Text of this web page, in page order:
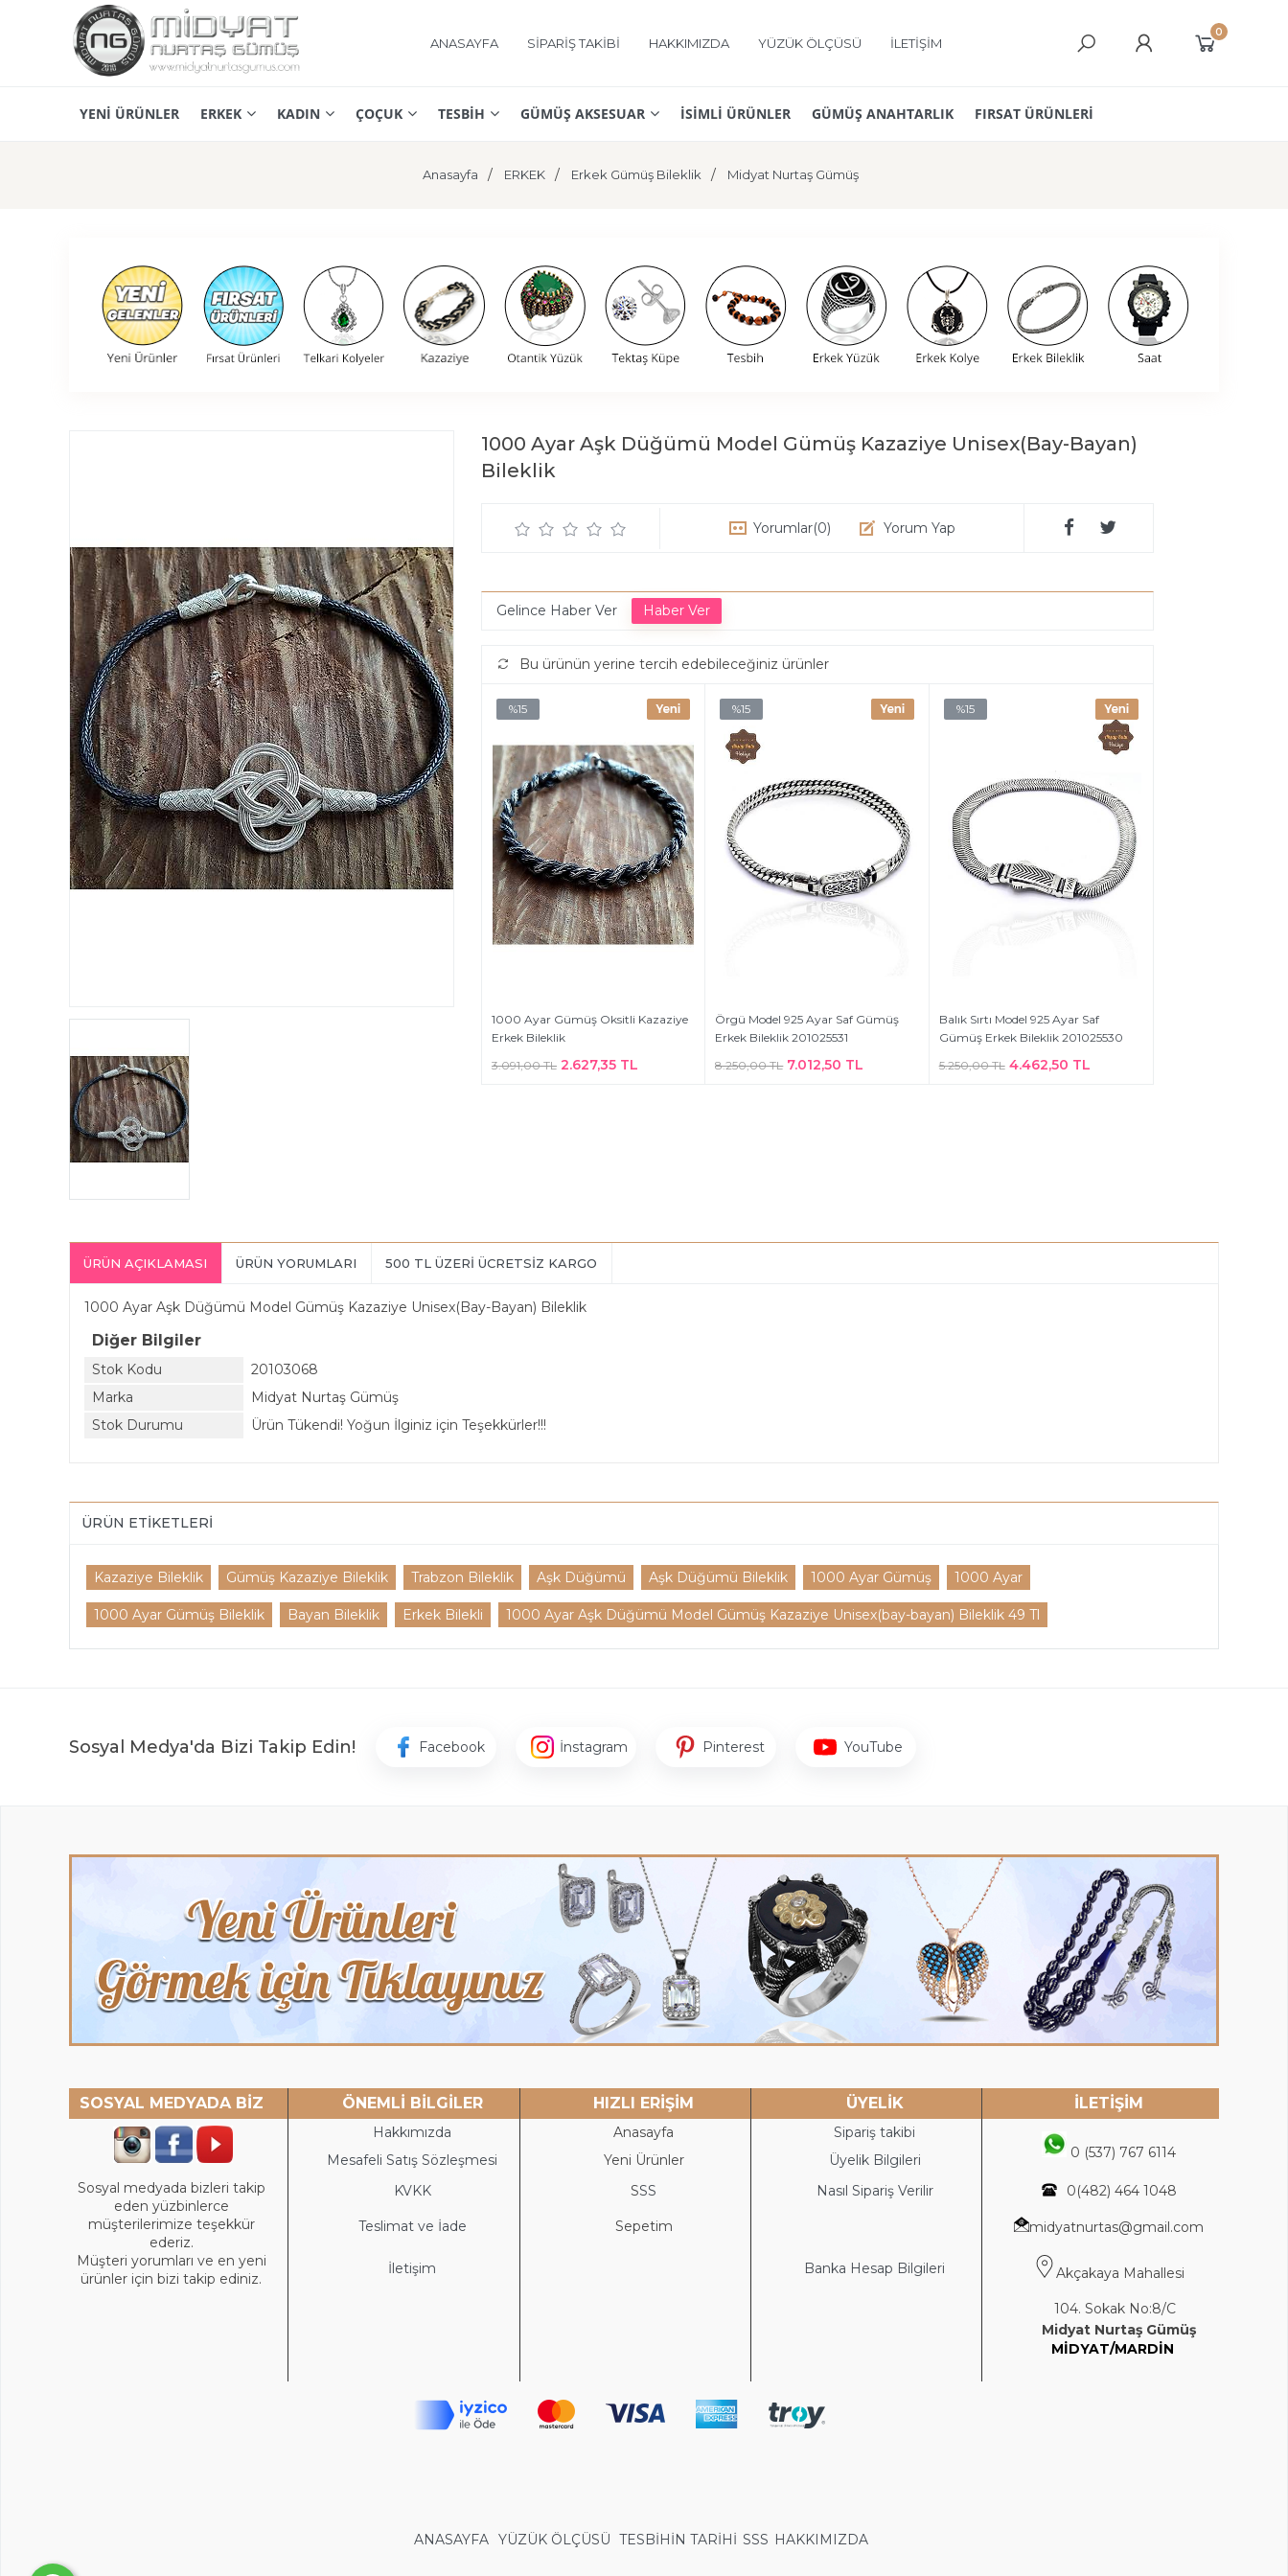
ANASAYFA SİPARİŞ TAKİBİ HAKKIMIZDA YÜZÜK ÖLÇÜSÜ İLETİŞİM
0
YENİ ÜRÜNLER ERKEK KADIN ÇOÇUK TESBİH GÜMÜŞ AKSESUAR İSİMLİ ÜRÜNLER GÜMÜŞ ANAHTARLIK FIRSAT ÜRÜNLERİ
Anasayfa ERKEK Erkek Gümüş Bileklik Midyat Nurtaş Gümüş
1000 Ayar Aşk Düğümü Model Gümüş Kazaziye Unisex(Bay-Bayan)
Bileklik
Yorumlar(0) Yorum Yap
Gelince Haber Ver
Bu ürünün yerine tercih edebileceğiniz ürünler
%15
1000 Ayar Gümüş Oksitli Kazaziye
Erkek Bileklik
3.091,00 TL 2.627,35 TL
%15
Örgü Model 925 Ayar Saf Gümüş
Erkek Bileklik 201025531
8.250,00 TL 7.012,50 TL
%15
Balık Sırtı Model 925 Ayar Saf
Gümüş Erkek Bileklik 201025530
5.250,00 TL 4.462,50 TL
ÜRÜN AÇIKLAMASI ÜRÜN YORUMLARI 500 TL ÜZERİ ÜCRETSİZ KARGO
1000 Ayar Aşk Düğümü Model Gümüş Kazaziye Unisex(Bay-Bayan) Bileklik
Diğer Bilgiler
Stok Kodu
20103068
Marka
Midyat Nurtaş Gümüş
Stok Durumu
Ürün Tükendi! Yoğun İlginiz için Teşekkürler!!!
ÜRÜN ETIKETLERI
Kazaziye Bileklik Gümüş Kazaziye Bileklik Trabzon Bileklik Aşk Düğümü Aşk Düğümü Bileklik 1000 Ayar Gümüş 1000 Ayar
1000 Ayar Gümüş Bileklik Bayan Bileklik Erkek Bilekli 1000 Ayar Aşk Düğümü Model Gümüş Kazaziye Unisex(bay-bayan) Bileklik 49 Tl
Sosyal Medya'da Bizi Takip Edin! Facebook İnstagram Pinterest YouTube
SOSYAL MEDYADA BİZ ÖNEMLİ BİLGİLER HIZLI ERİŞİM ÜYELİK İLETİŞİM
Hakkımızda Anasayfa
Sipariş takibi
0 (537) 767 6114
Mesafeli Satış Sözleşmesi Yeni Ürünler
Üyelik Bilgileri
Sosyal medyada bizleri takip
eden yüzbinlerce
müşterilerimize teşekkür
ederiz.
Müşteri yorumları ve en yeni
ürünler için bizi takip ediniz.
KVKK SSS Nasıl Sipariş Verilir 0(482) 464 1048
Teslimat ve İade Sepetim midyatnurtas@gmail.com
İletişim Banka Hesap Bilgileri Akçakaya Mahallesi
104. Sokak No:8/C
Midyat Nurtaş Gümüş
MİDYAT/MARDİN
ANASAYFA YÜZÜK ÖLÇÜSÜ TESBİHİN TARİHİ SSS HAKKIMIZDA